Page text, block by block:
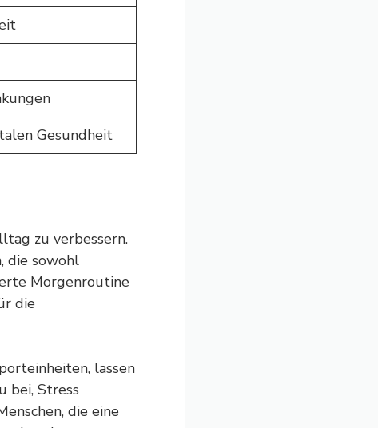
Gesundheit
zu verbessern.
die sowohl
Morgenroutine
die
lassen
bei, Stress
die eine